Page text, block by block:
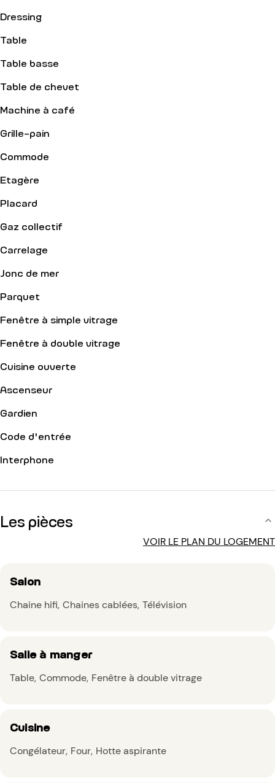
Dressing
Table
Table basse
Table de chevet
Machine à café
Grille-pain
Commode
Etagère
Placard
Gaz collectif
Carrelage
Jonc de mer
Parquet
Fenêtre à simple vitrage
Fenêtre à double vitrage
Cuisine ouverte
Ascenseur
Gardien
Code d'entrée
Interphone
Les pièces
VOIR LE PLAN DU LOGEMENT
Salon
Chaine hifi Chaines cablées Télévision
Salle à manger
Table Commode Fenêtre à double vitrage
Cuisine
Congélateur Four Hotte aspirante